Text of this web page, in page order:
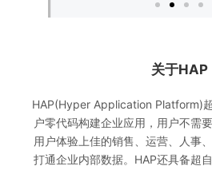
关于HAP
HAP(Hyper Application Platform)
户零代码构建企业应用，用户不需
用户体验上佳的销售、运营、人事
打通企业内部数据。HAP还具备超